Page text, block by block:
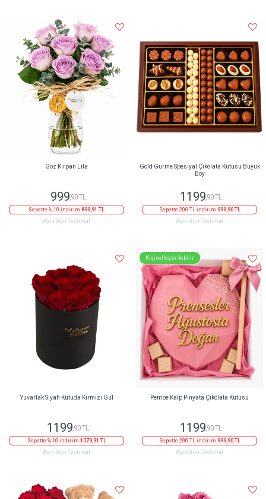
Göz Kırpan Lila
999,90 TL
Sepette % 10 indirim 899,91 TL
Aynı Gün Teslimat
Gold Gurme Spesiyal Çikolata Kutusu Büyük
Boy
1199 ,90 TL
Sepette 200 TL indirim 999,90 TL
Aynı Gün Teslimat
Yuvarlak Siyah Kutuda Kırmızı Gül
1199,90 TL
Sepette % 10 indirim 1079,91 TL
Aynı Gün Teslimat
Kişiselleştirilebilir
Pembe Kalp Pinyata Çikolata Kutusu
1199,90 TL
Sepette 200 TL indirim 999,90 TL
Aynı Gün Teslimat